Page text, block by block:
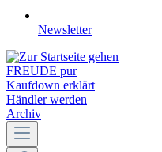
Newsletter
FREUDE pur
Kaufdown erklärt
Händler werden
Archiv